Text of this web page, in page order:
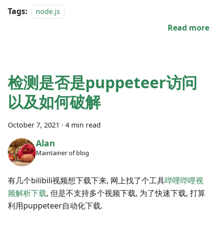
Tags: node.js
Read more
检测是否是puppeteer访问
以及如何破解
October 7, 2021 · 4 min read
Alan
Maintainer of blog
有几个bilibili视频想下载下来, 网上找了个工具哔哩哔哩视
频解析下载, 但是不支持多个视频下载, 为了快速下载, 打算
利用puppeteer自动化下载.